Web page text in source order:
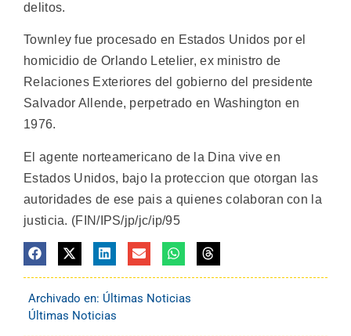
delitos.
Townley fue procesado en Estados Unidos por el
homicidio de Orlando Letelier, ex ministro de
Relaciones Exteriores del gobierno del presidente
Salvador Allende, perpetrado en Washington en
1976.
El agente norteamericano de la Dina vive en
Estados Unidos, bajo la proteccion que otorgan las
autoridades de ese pais a quienes colaboran con la
justicia. (FIN/IPS/jp/jc/ip/95
Archivado en: Últimas Noticias
Últimas Noticias